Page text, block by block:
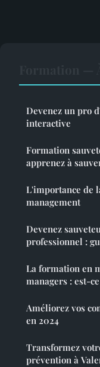
Devenez un pro
interactive
Formation
apprenez à
L'importance de
management
Devenez
professionnel :
La formation en
managers : est-
Améliorez vos
en 2024
Transformez
prévention à